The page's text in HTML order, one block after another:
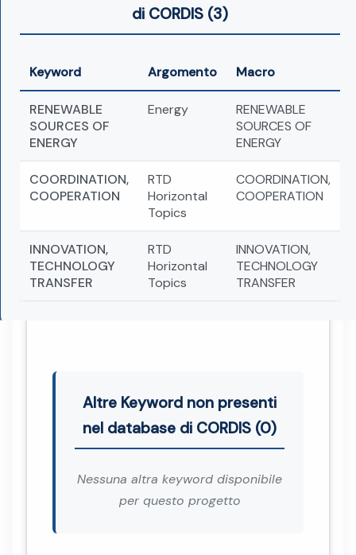
di CORDIS (3)
Keyword Argomento Macro
RENEWABLE
SOURCES OF
ENERGY
Energy
RENEWABLE
SOURCES OF
ENERGY
COORDINATION,
COOPERATION
RTD
Horizontal
Topics
COORDINATION,
COOPERATION
INNOVATION,
TECHNOLOGY
TRANSFER
RTD
Horizontal
Topics
INNOVATION,
TECHNOLOGY
TRANSFER
Altre Keyword non presenti
nel database di CORDIS (0)
Nessuna altra keyword disponibile
per questo progetto